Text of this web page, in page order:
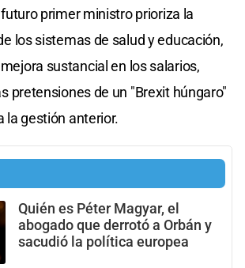
primer ministro prioriza la
los sistemas de salud y educación,
sustancial en los salarios,
pretensiones de un "Brexit húngaro"
la gestión anterior.
Quién es Péter Magyar, el
abogado que derrotó a Orbán y
sacudió la política europea